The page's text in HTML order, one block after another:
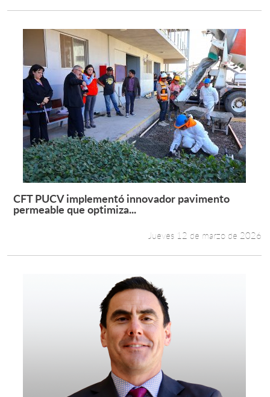
Leer más +
CFT PUCV implementó innovador pavimento
permeable que optimiza...
Jueves 12 de marzo de 2026